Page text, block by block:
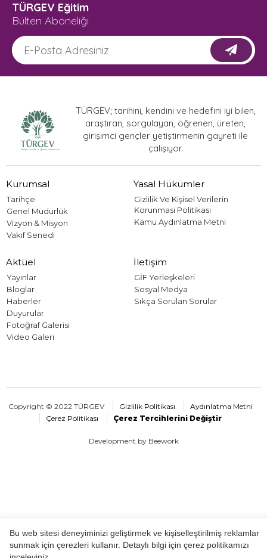
TÜRGEV Eğitim
Bülten Aboneliği
TÜRGEV; tarihini, kendini ve hedefini iyi bilen,
araştıran, sorgulayan, öğrenen, üreten,
girişimci gençler yetiştirmenin gayreti ile
çalışıyor.
Kurumsal
Tarihçe
Genel Müdürlük
Vizyon & Misyon
Vakıf Senedi
Yasal Hükümler
Gizlilik Ve Kişisel Verilerin
Korunması Politikası
Kamu Aydınlatma Metni
Aktüel
Yayınlar
Bloglar
Haberler
Duyurular
Fotoğraf Galerisi
Video Galeri
İletişim
GİF Yerleşkeleri
Sosyal Medya
Sıkça Sorulan Sorular
Copyright © 2022 TÜRGEV Gizlilik Politikası
Aydınlatma Metni
Çerez Politikası
Çerez Tercihlerini Değiştir
Development by Beework
Bu web sitesi deneyiminizi geliştirmek ve kişiselleştirilmiş reklamlar
sunmak için çerezleri kullanır. Detaylı bilgi için çerez politikamızı